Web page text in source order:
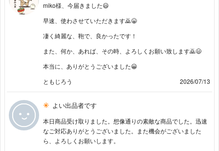
miko様、今届きました😃
早速、使わさせていただきます🙇😀
凄く綺麗な、鞄で、良かったです！
また、何か、あれば、その時、よろしくお願い致します🙇😃
本当に、ありがとうございました😀
ともじろう
2026/07/13
よい出品者です
本日商品受け取りました。想像通りの素敵な商品でした。迅速
なご対応ありがとうございました。また機会がございました
ら、よろしくお願いします。